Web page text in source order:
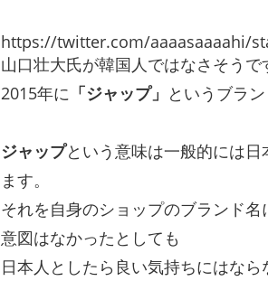
https://twitter.com/aaaasaaaahi/
山口壮大氏が韓国人ではなさそうで
2015年に 「ジャップ」 というブラ
ジャップという意味は一般的には
ます。
それを自身のショップのブランド
意図はなかったとしても
日本人としたら良い気持ちにはなら